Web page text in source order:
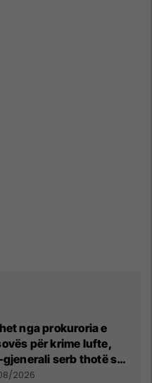
nga prokuroria e
për krime lufte,
serb thotë se
e tradhtoi në
2026